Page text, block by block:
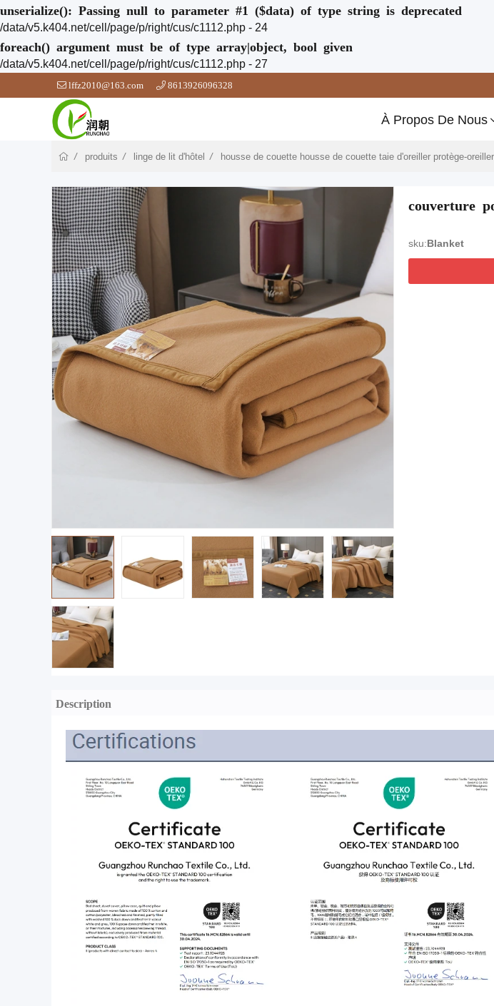
unserialize(): Passing null to parameter #1 ($data) of type string is deprecated
/data/v5.k404.net/cell/page/p/right/cus/c1112.php - 24
foreach() argument must be of type array|object, bool given
/data/v5.k404.net/cell/page/p/right/cus/c1112.php - 27
lffz2010@163.com 8613926096328
À Propos De Nous
produits linge de lit d'hôtel housse de couette housse de couette taie d'oreiller protège-oreiller
couverture
sku:Blanket
Description